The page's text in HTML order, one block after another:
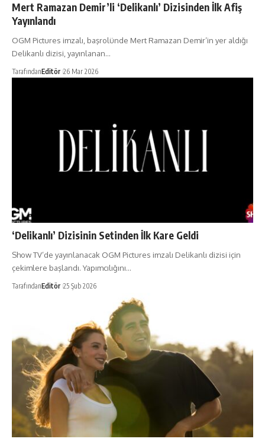
Mert Ramazan Demir’li ‘Delikanlı’ Dizisinden İlk Afiş
Yayınlandı
OGM Pictures imzalı, başrolünde Mert Ramazan Demir’in yer aldığı
Delikanlı dizisi, yayınlanan…
TarafındanEditör 26 Mar 2026
‘Delikanlı’ Dizisinin Setinden İlk Kare Geldi
Show TV’de yayınlanacak OGM Pictures imzalı Delikanlı dizisi için
çekimlere başlandı. Yapımcılığını…
TarafındanEditör 25 Şub 2026